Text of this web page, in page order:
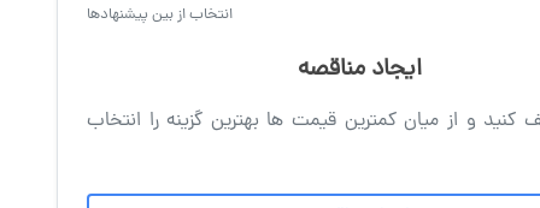
انتخاب از بین پیشنهادها
ایجاد مناقصه
کنید و از میان کمترین قیمت ها بهترین گزینه را انتخاب